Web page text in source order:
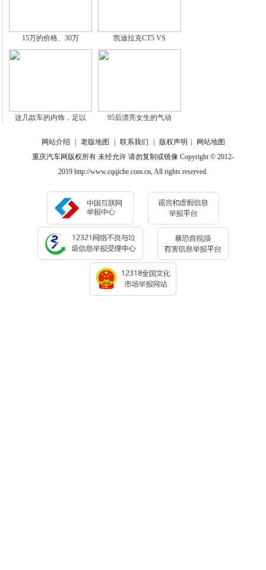
15万的价格、30万 凯迪拉克CT5 VS
这几款车的内饰，足以 95后漂亮女生的气动
网站介绍 老版地图 联系我们 版权声明
网站地图
重庆汽车网版权所有 未经允许 请勿复制或镜像 Copyright © 2012-
2019 http://www.cqqiche.com.cn, All rights reserved.